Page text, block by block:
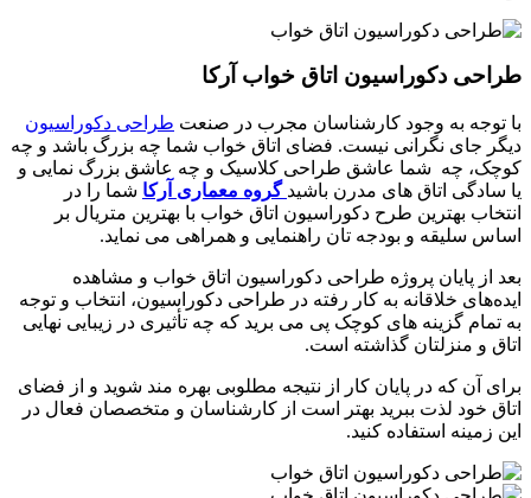
طراحی دکوراسیون اتاق خواب آرکا
با توجه به وجود کارشناسان مجرب در صنعت طراحی دکوراسیون
دیگر جای نگرانی نیست. فضای اتاق خواب شما چه بزرگ باشد و چه
کوچک، چه شما عاشق طراحی کلاسیک و چه عاشق بزرگ نمایی و
یا سادگی اتاق های مدرن باشید گروه معماری آرکا شما را در
انتخاب بهترین طرح دکوراسیون اتاق خواب با بهترین متریال بر
اساس سلیقه و بودجه تان راهنمایی و همراهی می نماید.
بعد از پایان پروژه طراحی دکوراسیون اتاق خواب و مشاهده
ایده‌های خلاقانه به کار رفته در طراحی دکوراسیون، انتخاب و توجه
به تمام گزینه ‌های کوچک پی می برید که چه تأثیری در زیبایی نهایی
اتاق و منزلتان گذاشته است.
برای آن که در پایان کار از نتیجه مطلوبی بهره مند شوید و از فضای
اتاق خود لذت ببرید بهتر است از کارشناسان و متخصصان فعال در
این زمینه استفاده کنید.